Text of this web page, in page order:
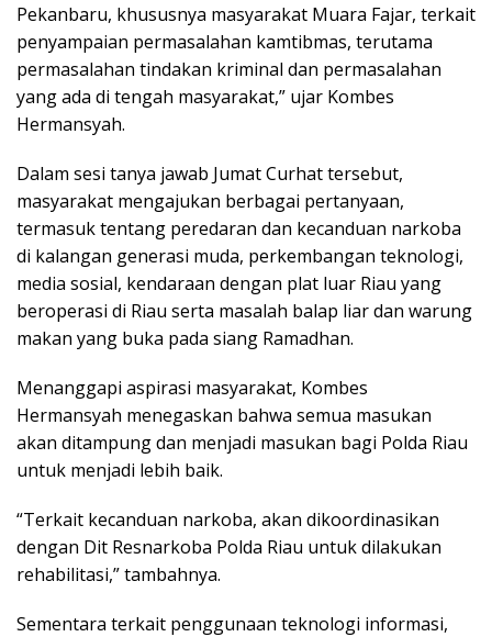
Pekanbaru, khususnya masyarakat Muara Fajar, terkait
penyampaian permasalahan kamtibmas, terutama
permasalahan tindakan kriminal dan permasalahan
yang ada di tengah masyarakat,” ujar Kombes
Hermansyah.
Dalam sesi tanya jawab Jumat Curhat tersebut,
masyarakat mengajukan berbagai pertanyaan,
termasuk tentang peredaran dan kecanduan narkoba
di kalangan generasi muda, perkembangan teknologi,
media sosial, kendaraan dengan plat luar Riau yang
beroperasi di Riau serta masalah balap liar dan warung
makan yang buka pada siang Ramadhan.
Menanggapi aspirasi masyarakat, Kombes
Hermansyah menegaskan bahwa semua masukan
akan ditampung dan menjadi masukan bagi Polda Riau
untuk menjadi lebih baik.
“Terkait kecanduan narkoba, akan dikoordinasikan
dengan Dit Resnarkoba Polda Riau untuk dilakukan
rehabilitasi,” tambahnya.
Sementara terkait penggunaan teknologi informasi,